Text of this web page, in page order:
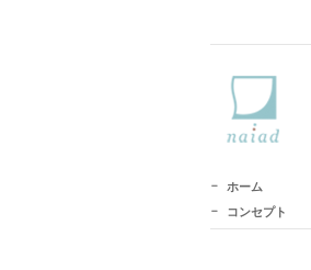
ホーム
コンセプト